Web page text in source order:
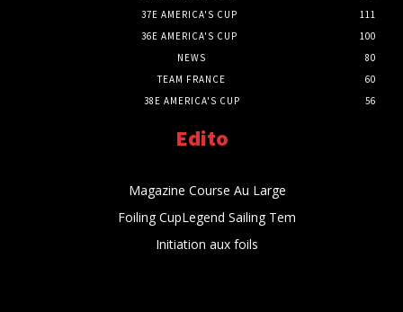
37E AMERICA'S CUP
111
36E AMERICA'S CUP
100
NEWS
80
TEAM FRANCE
60
38E AMERICA'S CUP
56
Edito
Magazine Course Au Large
Foiling CupLegend Sailing Tem
Initiation aux foils